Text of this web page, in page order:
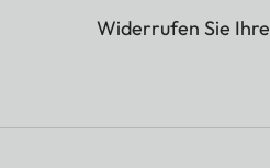
Widerrufen Sie